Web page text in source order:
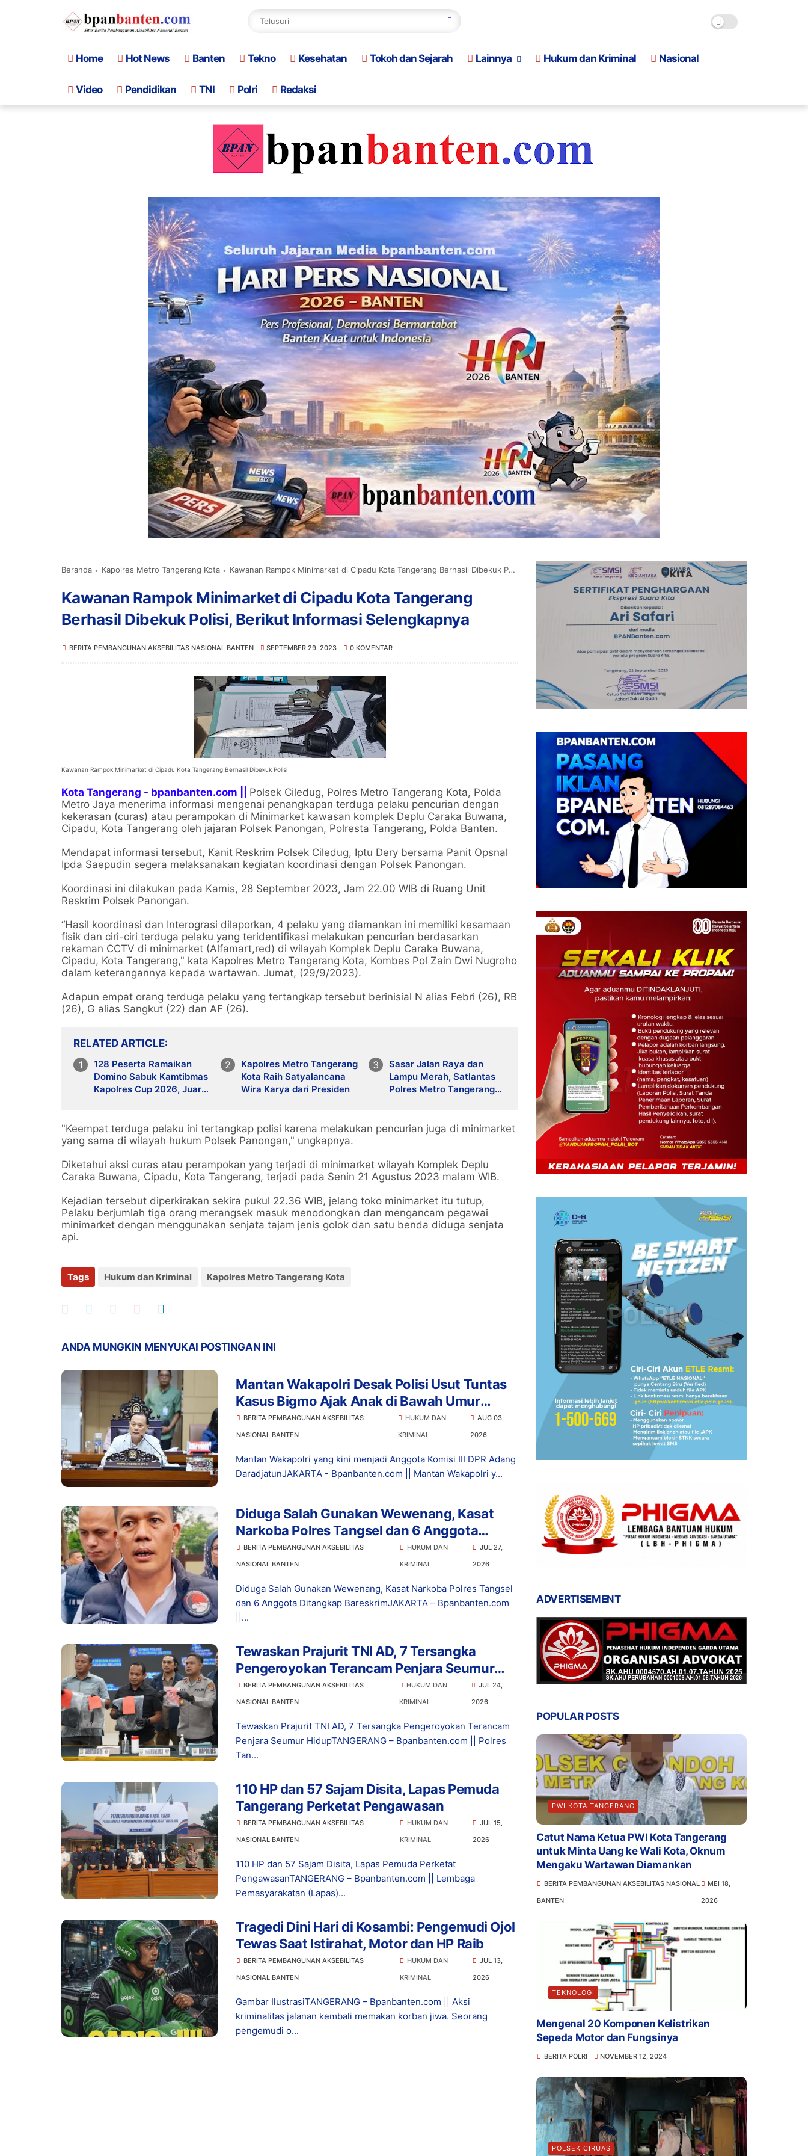
Home Hot News Banten Tekno Kesehatan Tokoh dan Sejarah Lainnya Hukum dan Kriminal Nasional
Video Pendidikan TNI Polri Redaksi
Beranda Kapolres Metro Tangerang Kota Kawanan Rampok Minimarket di Cipadu Kota Tangerang Berhasil Dibekuk Polisi, Berikut Informasi Selengkapnya
Kawanan Rampok Minimarket di Cipadu Kota Tangerang
Berhasil Dibekuk Polisi, Berikut Informasi Selengkapnya
BERITA PEMBANGUNAN AKSEBILITAS NASIONAL BANTEN SEPTEMBER 29, 2023 0 KOMENTAR
Kawanan Rampok Minimarket di Cipadu Kota Tangerang Berhasil Dibekuk Polisi
Kota Tangerang - bpanbanten.com || Polsek Ciledug, Polres Metro Tangerang Kota, Polda
Metro Jaya menerima informasi mengenai penangkapan terduga pelaku pencurian dengan
kekerasan (curas) atau perampokan di Minimarket kawasan komplek Deplu Caraka Buwana,
Cipadu, Kota Tangerang oleh jajaran Polsek Panongan, Polresta Tangerang, Polda Banten.
Mendapat informasi tersebut, Kanit Reskrim Polsek Ciledug, Iptu Dery bersama Panit Opsnal
Ipda Saepudin segera melaksanakan kegiatan koordinasi dengan Polsek Panongan.
Koordinasi ini dilakukan pada Kamis, 28 September 2023, Jam 22.00 WIB di Ruang Unit
Reskrim Polsek Panongan.
“Hasil koordinasi dan Interograsi dilaporkan, 4 pelaku yang diamankan ini memiliki kesamaan
fisik dan ciri-ciri terduga pelaku yang teridentifikasi melakukan pencurian berdasarkan
rekaman CCTV di minimarket (Alfamart,red) di wilayah Komplek Deplu Caraka Buwana,
Cipadu, Kota Tangerang," kata Kapolres Metro Tangerang Kota, Kombes Pol Zain Dwi Nugroho
dalam keterangannya kepada wartawan. Jumat, (29/9/2023).
Adapun empat orang terduga pelaku yang tertangkap tersebut berinisial N alias Febri (26), RB
(26), G alias Sangkut (22) dan AF (26).
RELATED ARTICLE
128 Peserta Ramaikan
Domino Sabuk Kamtibmas
Kapolres Cup 2026, Juara
Kapolres Metro Tangerang
Kota Raih Satyalancana
Wira Karya dari Presiden
Sasar Jalan Raya dan
Lampu Merah, Satlantas
Polres Metro Tangerang
"Keempat terduga pelaku ini tertangkap polisi karena melakukan pencurian juga di minimarket
yang sama di wilayah hukum Polsek Panongan," ungkapnya.
Diketahui aksi curas atau perampokan yang terjadi di minimarket wilayah Komplek Deplu
Caraka Buwana, Cipadu, Kota Tangerang, terjadi pada Senin 21 Agustus 2023 malam WIB.
Kejadian tersebut diperkirakan sekira pukul 22.36 WIB, jelang toko minimarket itu tutup,
Pelaku berjumlah tiga orang merangsek masuk menodongkan dan mengancam pegawai
minimarket dengan menggunakan senjata tajam jenis golok dan satu benda diduga senjata
api.
Tags Hukum dan Kriminal Kapolres Metro Tangerang Kota
ANDA MUNGKIN MENYUKAI POSTINGAN INI
Mantan Wakapolri Desak Polisi Usut Tuntas
Kasus Bigmo Ajak Anak di Bawah Umur
Promosikan Vape
BERITA PEMBANGUNAN AKSEBILITAS
NASIONAL BANTEN
HUKUM DAN
KRIMINAL
AUG 03,
2026
Mantan Wakapolri yang kini menjadi Anggota Komisi III DPR Adang
DaradjatunJAKARTA - Bpanbanten.com || Mantan Wakapolri y...
Diduga Salah Gunakan Wewenang, Kasat
Narkoba Polres Tangsel dan 6 Anggota
Ditangkap Bareskrim
BERITA PEMBANGUNAN AKSEBILITAS
NASIONAL BANTEN
HUKUM DAN
KRIMINAL
JUL 27,
2026
Diduga Salah Gunakan Wewenang, Kasat Narkoba Polres Tangsel
dan 6 Anggota Ditangkap BareskrimJAKARTA – Bpanbanten.com
||...
Tewaskan Prajurit TNI AD, 7 Tersangka
Pengeroyokan Terancam Penjara Seumur
Hidup
BERITA PEMBANGUNAN AKSEBILITAS
NASIONAL BANTEN
HUKUM DAN
KRIMINAL
JUL 24,
2026
Tewaskan Prajurit TNI AD, 7 Tersangka Pengeroyokan Terancam
Penjara Seumur HidupTANGERANG – Bpanbanten.com || Polres
Tan...
110 HP dan 57 Sajam Disita, Lapas Pemuda
Tangerang Perketat Pengawasan
BERITA PEMBANGUNAN AKSEBILITAS
NASIONAL BANTEN
HUKUM DAN
KRIMINAL
JUL 15,
2026
110 HP dan 57 Sajam Disita, Lapas Pemuda Perketat
PengawasanTANGERANG – Bpanbanten.com || Lembaga
Pemasyarakatan (Lapas)...
Tragedi Dini Hari di Kosambi: Pengemudi Ojol
Tewas Saat Istirahat, Motor dan HP Raib
BERITA PEMBANGUNAN AKSEBILITAS
NASIONAL BANTEN
HUKUM DAN
KRIMINAL
JUL 13,
2026
Gambar IlustrasiTANGERANG – Bpanbanten.com || Aksi
kriminalitas jalanan kembali memakan korban jiwa. Seorang
pengemudi o...
ADVERTISEMENT
POPULAR POSTS
PWI KOTA TANGERANG
Catut Nama Ketua PWI Kota Tangerang
untuk Minta Uang ke Wali Kota, Oknum
Mengaku Wartawan Diamankan
BERITA PEMBANGUNAN AKSEBILITAS NASIONAL
BANTEN
MEI 18,
2026
TEKNOLOGI
Mengenal 20 Komponen Kelistrikan
Sepeda Motor dan Fungsinya
BERITA POLRI NOVEMBER 12, 2024
POLSEK CIRUAS